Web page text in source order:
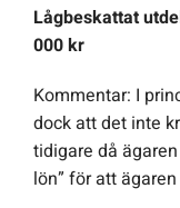
Lågbeskattat
000 kr
Kommentar: I
dock att det inte
tidigare då
lön” för att